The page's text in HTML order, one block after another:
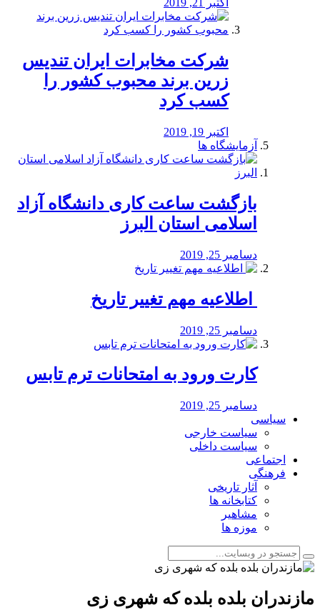
اکتبر 21, 2019
شرکت مخابرات ایران تندیس
زرین برند محبوب کشور را
کسب کرد
اکتبر 19, 2019
آزمایشگاه ها
بازگشت ساعت کاری دانشگاه آزاد
اسلامی استان البرز
دسامبر 25, 2019
️ اطلاعیه مهم تغییر تاریخ
دسامبر 25, 2019
کارت ورود به امتحانات ترم تابس
دسامبر 25, 2019
سیاسی
سیاست خارجی
سیاست داخلی
اجتماعی
فرهنگی
آثار تاریخی
کتابخانه ها
مشاهیر
موزه ها
مازندران بلده بلده که شهری زی